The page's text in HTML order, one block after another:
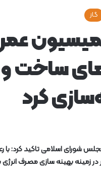
گاز
ساخت
کرد
شورای اسلامی تاکید کرد: با
در زمینه بهینه سازی مصرف